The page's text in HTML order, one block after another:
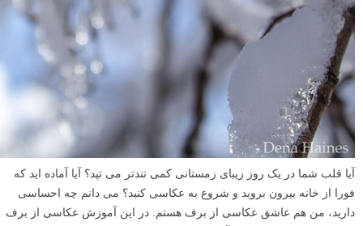
آیا قلب شما در یک روز زیبای زمستانی کمی تندتر می تپد؟ آیا آماده اید که
فورا از خانه بیرون بروید و شروع به عکاسی کنید؟ می دانم چه احساسی
دارید، من هم عاشق عکاسی از برف هستم. در این آموزش عکاسی از برف